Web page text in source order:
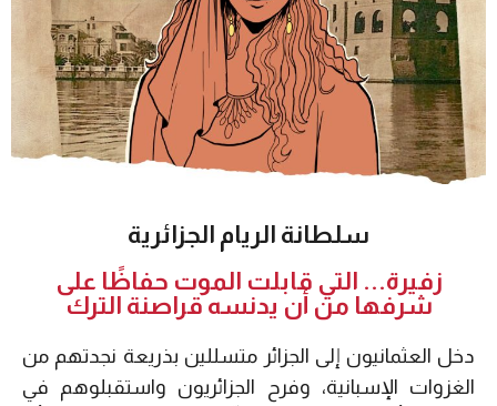
سلطانة الريام الجزائرية
زفيرة... التي قابلت الموت حفاظًا على
شرفها من أن يدنسه قراصنة الترك
دخل العثمانيون إلى الجزائر متسللين بذريعة نجدتهم من
الغزوات الإسبانية، وفرح الجزائريون واستقبلوهم في